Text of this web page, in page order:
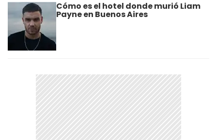
Cómo es el hotel donde murió Liam
Payne en Buenos Aires